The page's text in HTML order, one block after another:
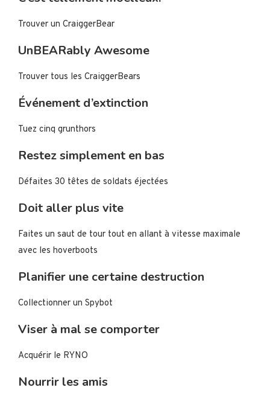
Trouver un CraiggerBear
UnBEARably Awesome
Trouver tous les CraiggerBears
Événement d’extinction
Tuez cinq grunthors
Restez simplement en bas
Défaites 30 têtes de soldats éjectées
Doit aller plus vite
Faites un saut de tour tout en allant à vitesse maximale
avec les hoverboots
Planifier une certaine destruction
Collectionner un Spybot
Viser à mal se comporter
Acquérir le RYNO
Nourrir les amis